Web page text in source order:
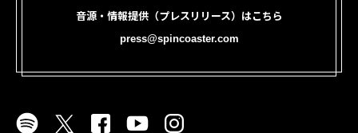
音源・情報提供（プレスリリース）はこちら
press@spincoaster.com